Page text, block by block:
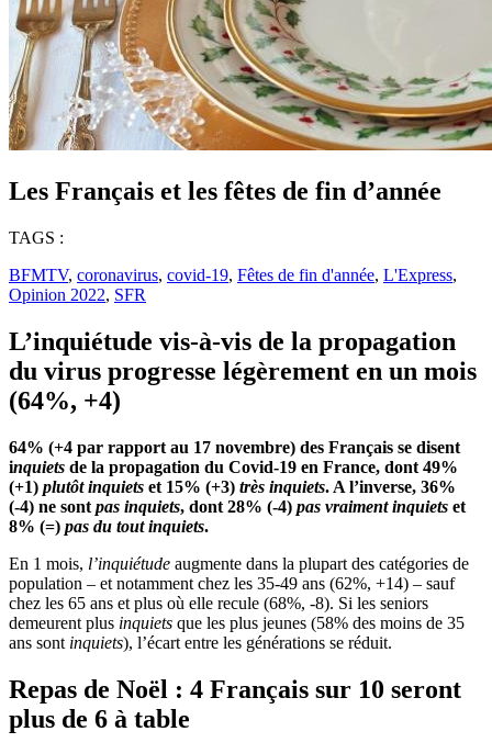
Les Français et les fêtes de fin d’année
TAGS :
BFMTV, coronavirus, covid-19, Fêtes de fin d'année, L'Express,
Opinion 2022, SFR
L’inquiétude vis-à-vis de la propagation
du virus progresse légèrement en un mois
(64%, +4)
64% (+4 par rapport au 17 novembre) des Français se disent
inquiets de la propagation du Covid-19 en France, dont 49%
(+1) plutôt inquiets et 15% (+3) très inquiets. A l’inverse, 36%
(-4) ne sont pas inquiets, dont 28% (-4) pas vraiment inquiets et
8% (=) pas du tout inquiets.
En 1 mois, l’inquiétude augmente dans la plupart des catégories de
population – et notamment chez les 35-49 ans (62%, +14) – sauf
chez les 65 ans et plus où elle recule (68%, -8). Si les seniors
demeurent plus inquiets que les plus jeunes (58% des moins de 35
ans sont inquiets), l’écart entre les générations se réduit.
Repas de Noël : 4 Français sur 10 seront
plus de 6 à table